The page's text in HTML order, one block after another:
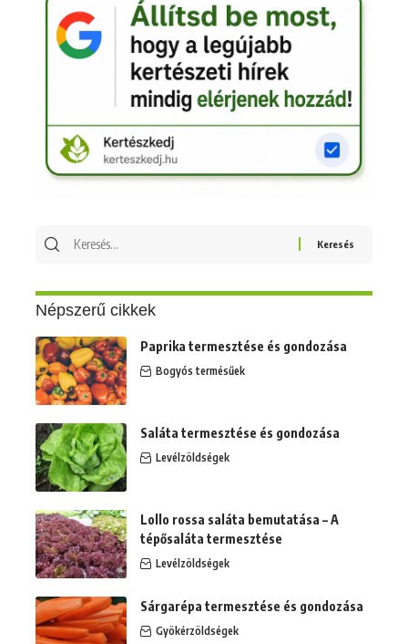
Keresés
Népszerű cikkek
Paprika termesztése és gondozása
Bogyós termésűek
Saláta termesztése és gondozása
Levélzöldségek
Lollo rossa saláta bemutatása – A
tépősaláta termesztése
Levélzöldségek
Sárgarépa termesztése és gondozása
Gyökérzöldségek